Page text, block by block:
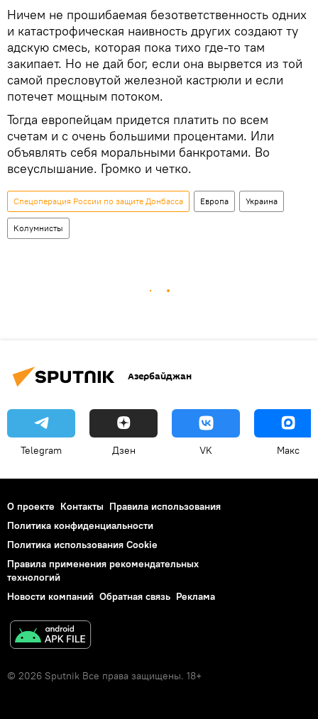
Ничем не прошибаемая безответственность одних
и катастрофическая наивность других создают ту
адскую смесь, которая пока тихо где-то там
закипает. Но не дай бог, если она вырвется из той
самой пресловутой железной кастрюли и если
потечет мощным потоком.
Тогда европейцам придется платить по всем
счетам и с очень большими процентами. Или
объявлять себя моральными банкротами. Во
всеуслышание. Громко и четко.
Спецоперация России по защите Донбасса Европа Украина
Колумнисты
Азербайджан
Telegram Дзен VK Макс
О проекте Контакты Правила использования
Политика конфиденциальности
Политика использования Cookie
Правила применения рекомендательных
технологий
Новости компаний Обратная связь Реклама
© 2026 Sputnik Все права защищены. 18+